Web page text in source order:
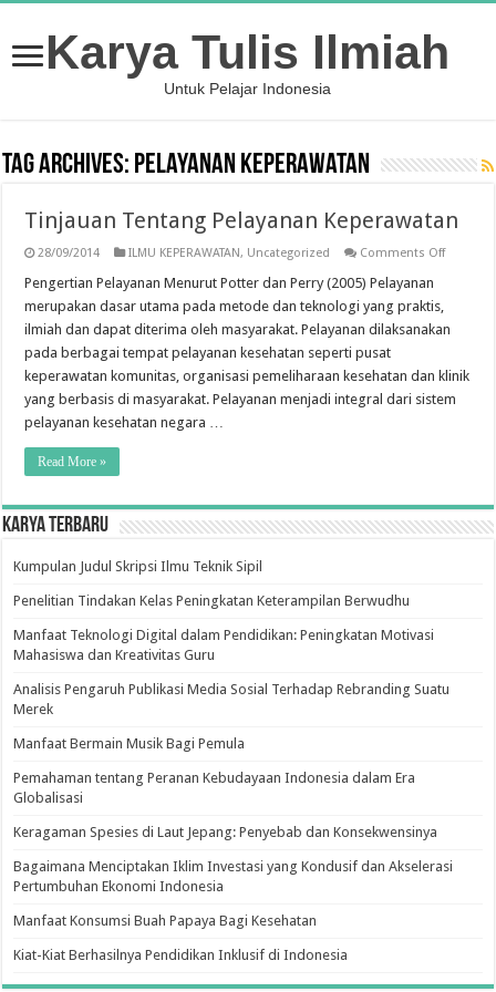
Karya Tulis Ilmiah
Untuk Pelajar Indonesia
Tag Archives: Pelayanan Keperawatan
Tinjauan Tentang Pelayanan Keperawatan
28/09/2014 ILMU KEPERAWATAN, Uncategorized Comments Offon
Pengertian Pelayanan Menurut Potter dan Perry (2005) Pelayanan
merupakan dasar utama pada metode dan teknologi yang praktis,
ilmiah dan dapat diterima oleh masyarakat. Pelayanan dilaksanakan
pada berbagai tempat pelayanan kesehatan seperti pusat
keperawatan komunitas, organisasi pemeliharaan kesehatan dan klinik
yang berbasis di masyarakat. Pelayanan menjadi integral dari sistem
pelayanan kesehatan negara …
Read More »
Karya Terbaru
Kumpulan Judul Skripsi Ilmu Teknik Sipil
Penelitian Tindakan Kelas Peningkatan Keterampilan Berwudhu
Manfaat Teknologi Digital dalam Pendidikan: Peningkatan Motivasi
Mahasiswa dan Kreativitas Guru
Analisis Pengaruh Publikasi Media Sosial Terhadap Rebranding Suatu
Merek
Manfaat Bermain Musik Bagi Pemula
Pemahaman tentang Peranan Kebudayaan Indonesia dalam Era
Globalisasi
Keragaman Spesies di Laut Jepang: Penyebab dan Konsekwensinya
Bagaimana Menciptakan Iklim Investasi yang Kondusif dan Akselerasi
Pertumbuhan Ekonomi Indonesia
Manfaat Konsumsi Buah Papaya Bagi Kesehatan
Kiat-Kiat Berhasilnya Pendidikan Inklusif di Indonesia